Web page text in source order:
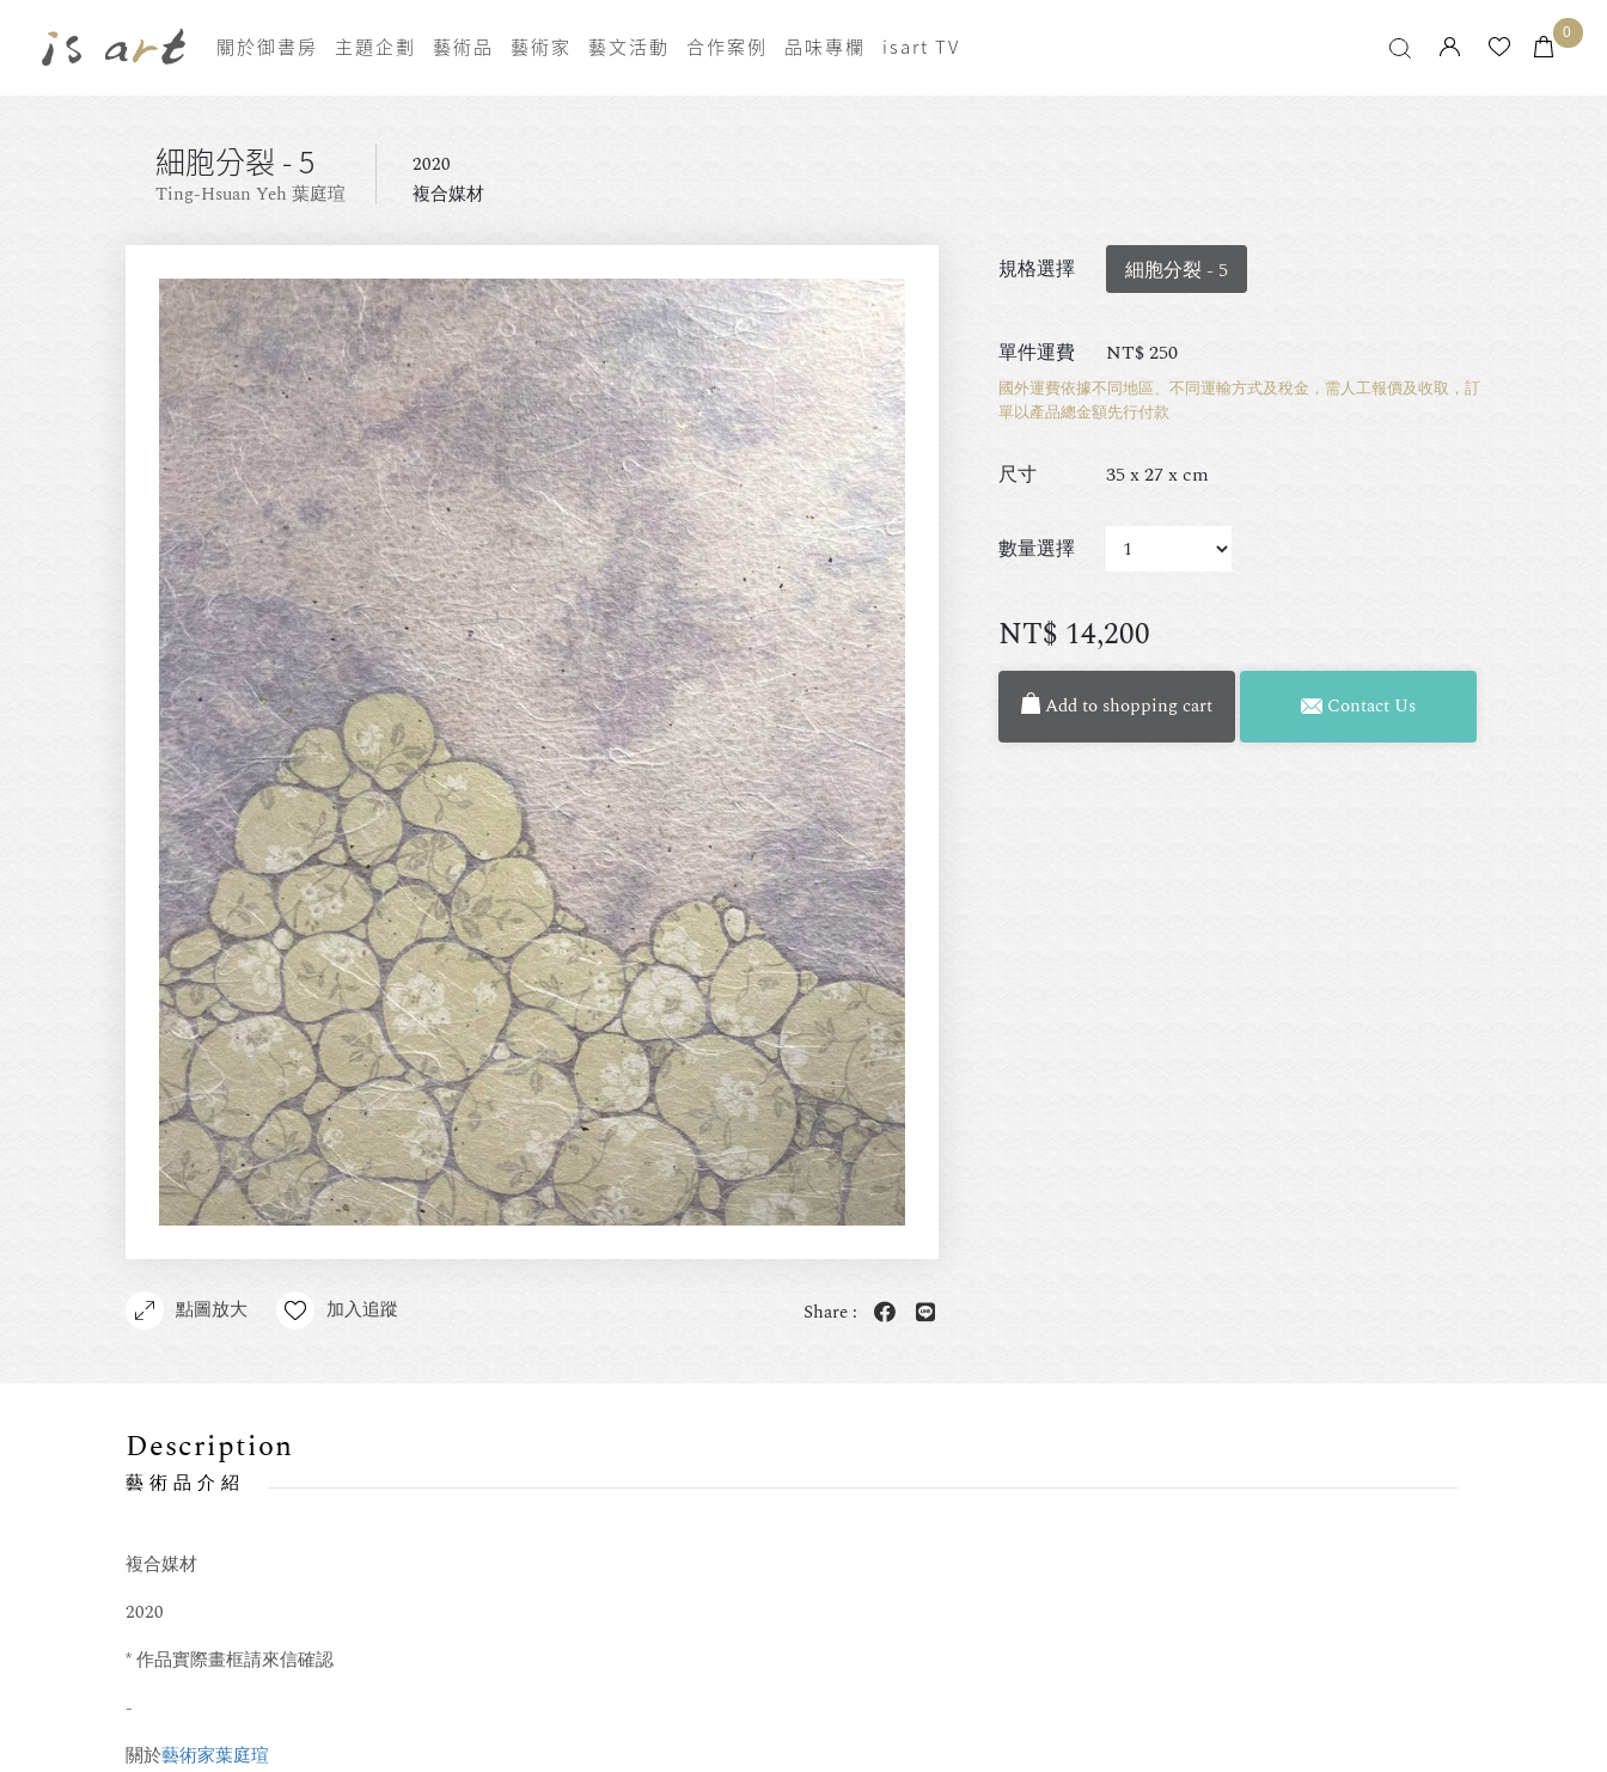
關於御書房 主題企劃 藝術品 藝術家 藝文活動 合作案例 品味專欄 isart TV
0
細胞分裂 - 5
Ting-Hsuan Yeh 葉庭瑄
2020
複合媒材
點圖放大 加入追蹤 Share :
規格選擇 細胞分裂 - 5
單件運費 NT$250
國外運費依據不同地區、不同運輸方式及稅金，需人工報價及收取，訂
單以產品總金額先行付款
尺寸 35 x 27 x cm
數量選擇
NT$ 14,200
Add to shopping cart Contact Us
Description
藝術品介紹
複合媒材
2020
* 作品實際畫框請來信確認
-
關於藝術家葉庭瑄